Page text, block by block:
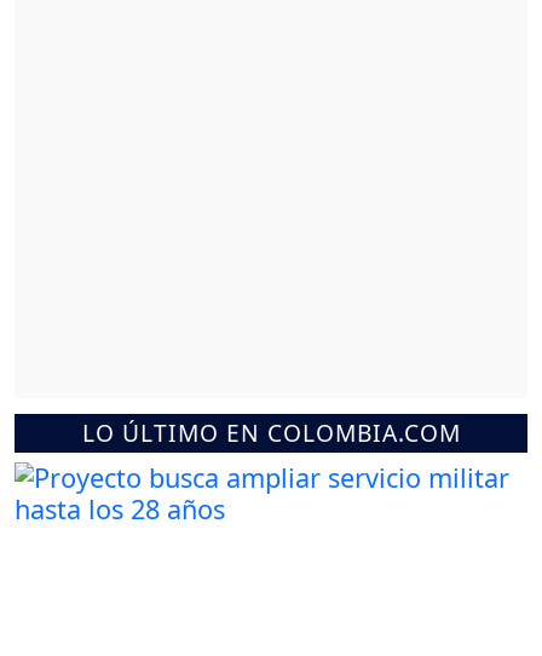
LO ÚLTIMO EN COLOMBIA.COM